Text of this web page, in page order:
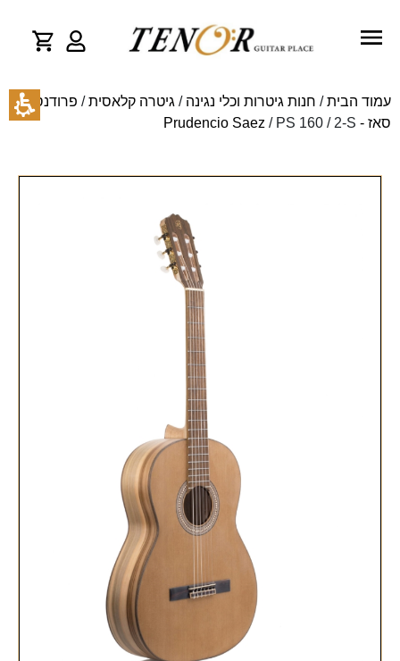
עמוד הבית/ חנות גיטרות וכלי נגינה / גיטרה קלאסית/ פרודנסיו
סאז - Prudencio Saez / PS 160 / 2-S